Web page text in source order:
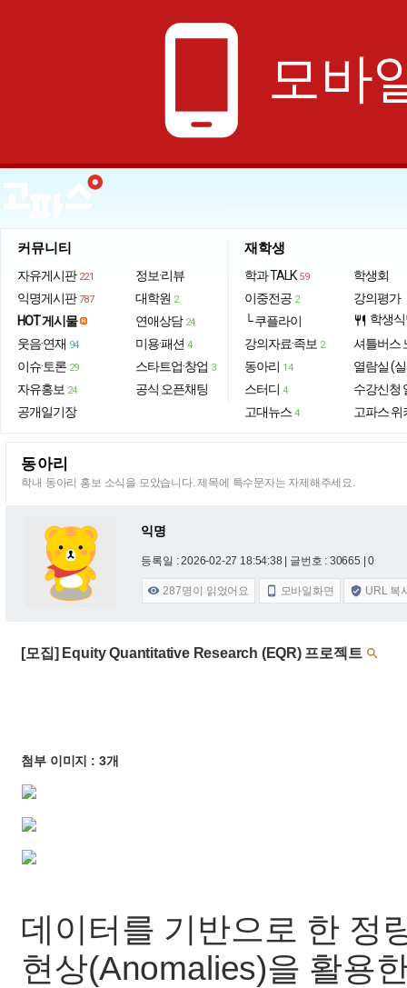
phone_android 모바
커뮤니티
자유게시판 221
익명게시판 787
HOT 게시물
웃음·연재 94
이슈·토론 29
자유홍보 24
공개일기장
정보·리뷰
대학원 2
연애상담 24
미용·패션 4
스타트업·창업 3
공식 오픈채팅
재학생
학과 TALK 59
이중전공 2
└ 쿠플라이
강의자료·족보 2
동아리 14
스터디 4
고대뉴스 4
학생회
강의평가
restaurant 학생
셔틀버스
열람실 (
수강신청
고파스 위
동아리
학내 동아리 홍보 소식을 모았습니다. 제목에 특수문자는 자제해주세요.
익명
등록일 : 2026-02-27 18:54:38 | 글번호 : 30665 | 0
 287명이 읽었어요  모바일화면  URL 복
[모집] Equity Quantitative Research (EQR) 프로젝트 
첨부 이미지 : 3개
데이터를 기반으로 한 정
현상(Anomalies)을 활용